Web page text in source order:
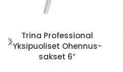
Trina Professional
Yksipuoliset Ohennus-
sakset 6″